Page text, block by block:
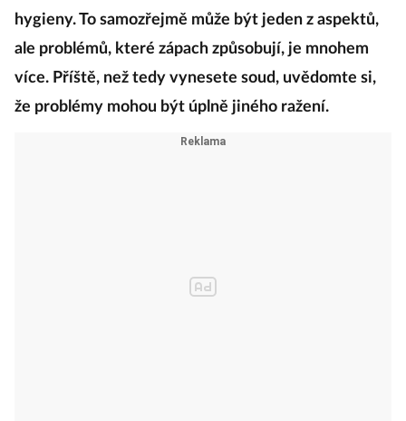
hygieny. To samozřejmě může být jeden z aspektů,
ale problémů, které zápach způsobují, je mnohem
více. Příště, než tedy vynesete soud, uvědomte si,
že problémy mohou být úplně jiného ražení.